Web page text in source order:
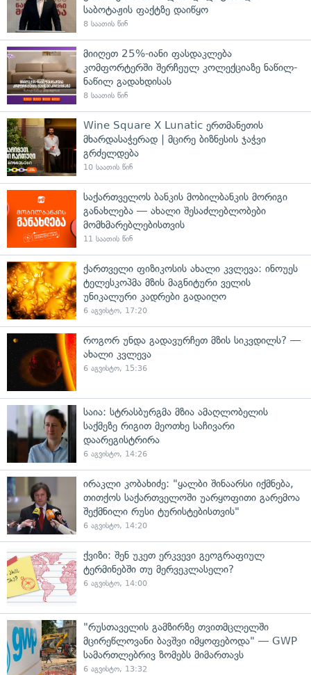
საბოტაჟის ფაქტზე დაიწყო
8 საათის წინ
მიიღეთ 25%-იანი ფასდაკლება
კომფორტერში შერჩეულ კოლექციაზე ნაწილ-
ნაწილ გადახდისას
8 საათის წინ
Wine Square X Lunatic ერთმანეთის
მხარდასაჭერად | მცირე ბიზნესის ჯაჭვი
გრძელდება
10 საათის წინ
საქართველოს ბანკის მობილბანკის მორიგი
განახლება — ახალი შესაძლებლობები
მომხმარებლებისთვის
11 საათის წინ
ქართველი ფიზიკოსის ახალი კვლევა: ინოუეს
ტელესკოპმა მზის მაგნიტური ველის
უნიკალური კადრები გადაიღო
6 აგვისტო, 17:20
როგორ უნდა გადავურჩეთ მზის სიკვდილს? —
ახალი კვლევა
6 აგვისტო, 15:36
საია: სტრასბურგმა მზია ამაღლობელის
საქმეზე რიგით მეოთხე საჩივარი
დაარეგისტრირა
6 აგვისტო, 14:26
ირაკლი კობახიძე: "ყალბი შინაარსი იქმნება,
თითქოს საქართველოში უარყოფითი გარემოა
შექმნილი რუსი ტურისტებისთვის"
6 აგვისტო, 14:20
ქვიზი: შენ უკეთ ერკვევი გეოგრაფიულ
ტერმინებში თუ მერვეკლასელი?
6 აგვისტო, 14:00
"რუსთაველის გამზირზე თვითმცლელში
მცირეწლოვანი ბავშვი იმყოფებოდა" — GWP
სამართლებრივ ზომებს მიმართავს
6 აგვისტო, 13:32